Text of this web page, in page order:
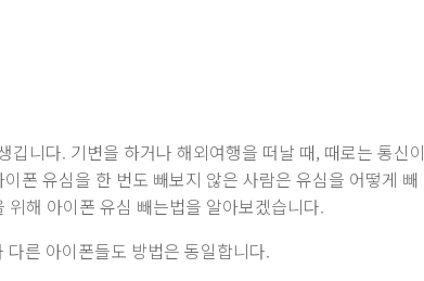
니다. 기변을 하거나 해외여행을 떠날 때, 때로는 통신이
폰 유심을 한 번도 빼보지 않은 사람은 유심을 어떻게 빼
해 아이폰 유심 빼는법을 알아보겠습니다.
른 아이폰들도 방법은 동일합니다.